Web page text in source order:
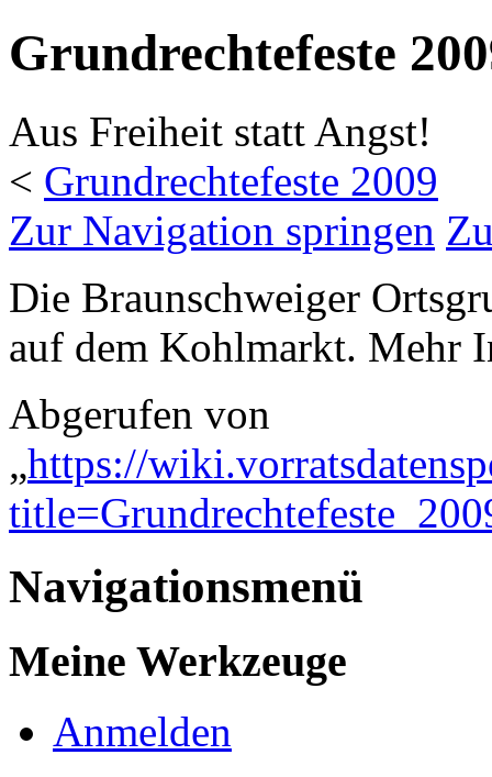
Grundrechtefeste
Aus Freiheit statt Angst!
< Grundrechtefeste 2009
Zur Navigation springen
Die Braunschweiger
auf dem Kohlmarkt. Mehr
Abgerufen von
„https://
Navigationsmenü
Meine Werkzeuge
Anmelden